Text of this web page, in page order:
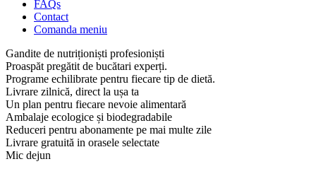
FAQs
Contact
Comanda meniu
Gandite de nutriționiști profesioniști
Proaspăt pregătit de bucătari experți.
Programe echilibrate pentru fiecare tip de dietă.
Livrare zilnică, direct la ușa ta
Un plan pentru fiecare nevoie alimentară
Ambalaje ecologice și biodegradabile
Reduceri pentru abonamente pe mai multe zile
Livrare gratuită in orasele selectate
Mic dejun